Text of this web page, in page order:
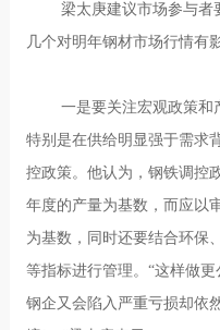
梁太庚建议市场参与者
几个对明年钢材市场行情有
一是要关注宏观政策和产
特别是在供给明显强于需求
控政策。他认为，钢铁调控
年度的产量为基数，而应以
为基数，同时还要结合环保
等指标进行管理。“这样做更
钢企又会陷入严重亏损却依